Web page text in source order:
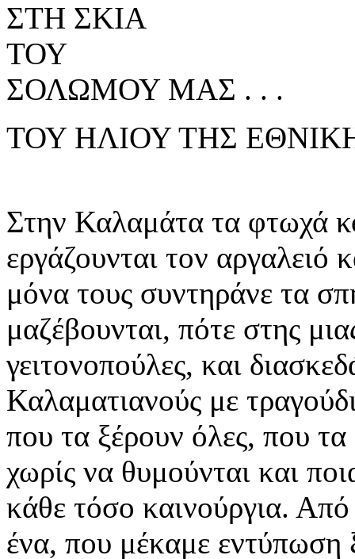
ΣΤΗ ΣΚΙΑ
ΤΟΥ
ΣΟΛΩΜΟΥ ΜΑΣ . . .
ΤΟΥ ΗΛΙΟΥ ΤΗΣ
Στην Καλαμάτα τα φτωχά
εργάζουνται τον
μόνα τους συντηράνε τα
μαζέβουνται, πότε στης
γειτονοπούλες, και
Καλαματιανούς με
που τα ξέρουν όλες, που
χωρίς να θυμούνται και
κάθε τόσο καινούργια.
ένα, που μέκαμε εντύπωση